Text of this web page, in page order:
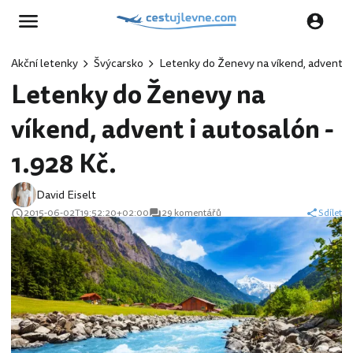
Akční letenky Švýcarsko Letenky do Ženevy na víkend, advent i
Letenky do Ženevy na
víkend, advent i autosalón -
1.928 Kč.
David Eiselt
2015-06-02T19:52:20+02:00 29 komentářů Sdílet